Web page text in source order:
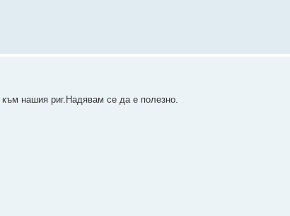
към нашия риг.Надявам се да е полезно.